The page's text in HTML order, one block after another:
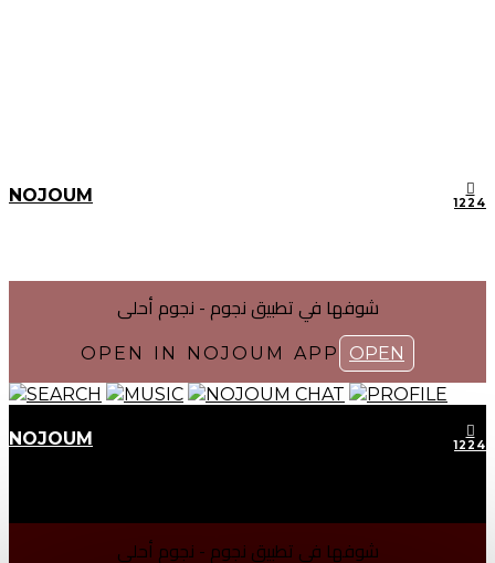
NOJOUM 1224
شوفها في تطبیق نجوم - نجوم أحلی
OPEN IN NOJOUM APP
OPEN
SEARCH
MUSIC NOJOUM CHAT PROFILE
NOJOUM 1224
شوفها في تطبیق نجوم - نجوم أحلی